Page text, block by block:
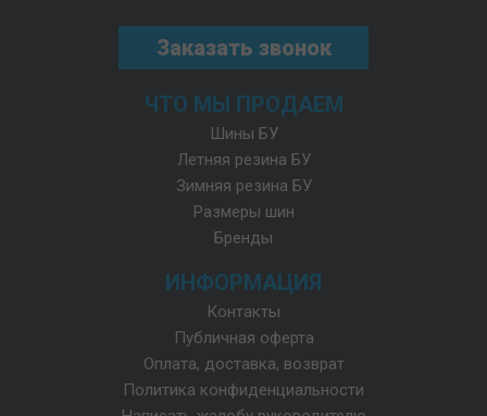
Заказать звонок
ЧТО МЫ ПРОДАЕМ
Шины БУ
Летняя резина БУ
Зимняя резина БУ
Размеры шин
Бренды
ИНФОРМАЦИЯ
Контакты
Публичная оферта
Оплата, доставка, возврат
Политика конфиденциальности